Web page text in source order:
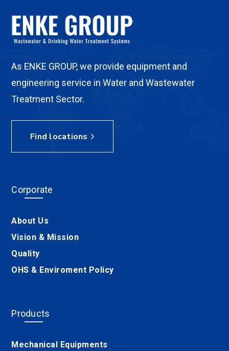
As ENKE GROUP, we provide equipment and
engineering service in Water and Wastewater
Treatment Sector.
Find locations
Corporate
About Us
Vision & Mission
Quality
OHS & Enviroment Policy
Products
Mechanical Equipments